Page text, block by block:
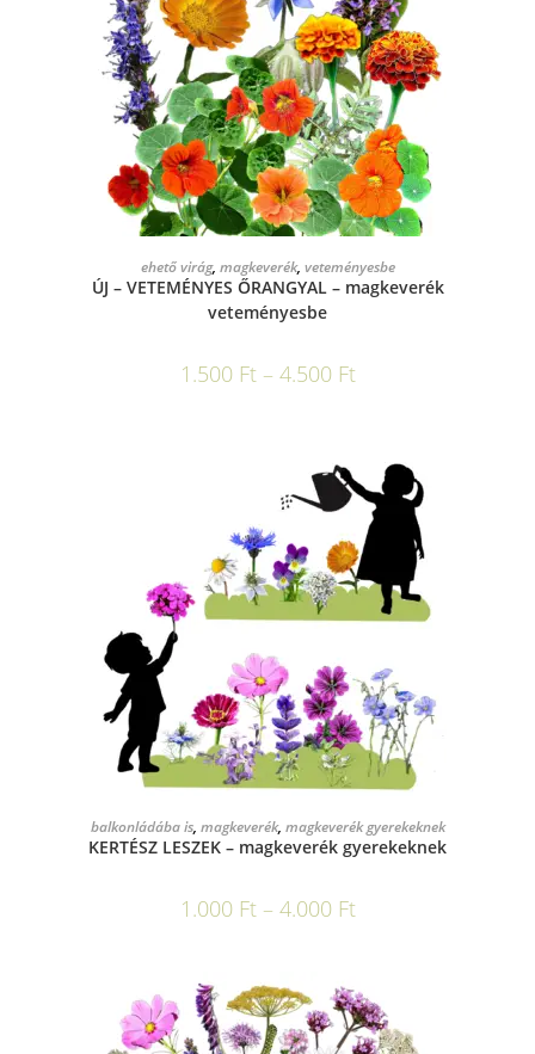
OPCIÓK VÁLASZTÁSA
ehető virág, magkeverék, veteményesbe
ÚJ – VETEMÉNYES ŐRANGYAL – magkeverék
veteményesbe
1.500 Ft – 4.500 Ft
OPCIÓK VÁLASZTÁSA
balkonládába is, magkeverék, magkeverék gyerekeknek
KERTÉSZ LESZEK – magkeverék gyerekeknek
1.000 Ft – 4.000 Ft